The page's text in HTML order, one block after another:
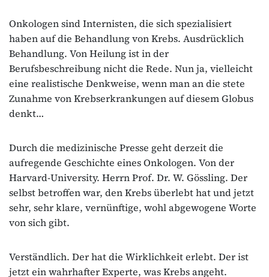
Onkologen sind Internisten, die sich spezialisiert
haben auf die Behandlung von Krebs. Ausdrücklich
Behandlung. Von Heilung ist in der
Berufsbeschreibung nicht die Rede. Nun ja, vielleicht
eine realistische Denkweise, wenn man an die stete
Zunahme von Krebserkrankungen auf diesem Globus
denkt…
Durch die medizinische Presse geht derzeit die
aufregende Geschichte eines Onkologen. Von der
Harvard-University. Herrn Prof. Dr. W. Gössling. Der
selbst betroffen war, den Krebs überlebt hat und jetzt
sehr, sehr klare, vernünftige, wohl abgewogene Worte
von sich gibt.
Verständlich. Der hat die Wirklichkeit erlebt. Der ist
jetzt ein wahrhafter Experte, was Krebs angeht.